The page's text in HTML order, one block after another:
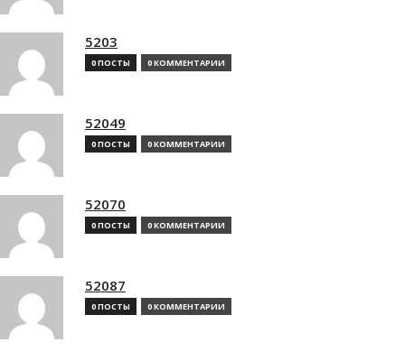
5203
0 ПОСТЫ 0 КОММЕНТАРИИ
52049
0 ПОСТЫ 0 КОММЕНТАРИИ
52070
0 ПОСТЫ 0 КОММЕНТАРИИ
52087
0 ПОСТЫ 0 КОММЕНТАРИИ